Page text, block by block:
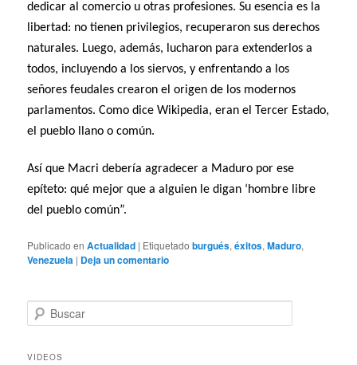
dedicar al comercio u otras profesiones. Su esencia es la
libertad: no tienen privilegios, recuperaron sus derechos
naturales. Luego, además, lucharon para extenderlos a
todos, incluyendo a los siervos, y enfrentando a los
señores feudales crearon el origen de los modernos
parlamentos. Como dice Wikipedia, eran el Tercer Estado,
el pueblo llano o común.
Así que Macri debería agradecer a Maduro por ese
epíteto: qué mejor que a alguien le digan ‘hombre libre
del pueblo común”.
Publicado en Actualidad | Etiquetado burgués,éxitos,Maduro,
Venezuela | Deja un comentario
u
c
VIDEOS